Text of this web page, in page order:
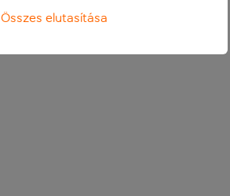
Összes elutasítása